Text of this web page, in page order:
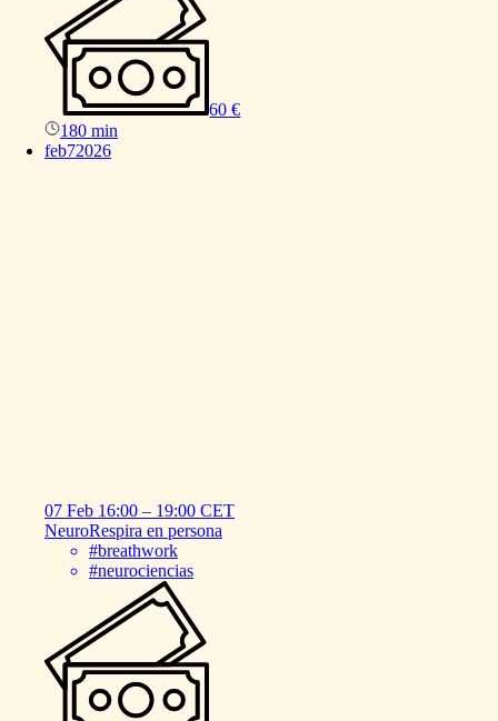
60 €
180 min
feb72026
07 Feb 16:00 – 19:00 CET
NeuroRespira en persona
#breathwork
#neurociencias